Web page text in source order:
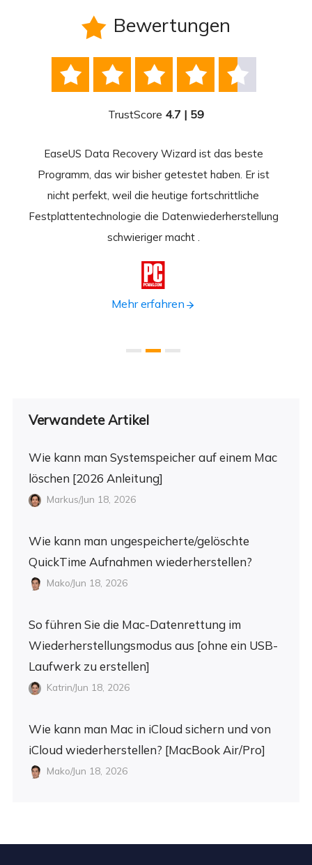
 Bewertungen
    
TrustScore 4.7 | 59
EaseUS Data Recovery Wizard ist das beste
Programm, das wir bisher getestet haben. Er ist
nicht perfekt, weil die heutige fortschrittliche
Festplattentechnologie die Datenwiederherstellung
schwieriger macht .

Mehr erfahren
Verwandete Artikel
Wie kann man Systemspeicher auf einem Mac
löschen [2026 Anleitung]
Markus/Jun 18, 2026
Wie kann man ungespeicherte/gelöschte
QuickTime Aufnahmen wiederherstellen?
Mako/Jun 18, 2026
So führen Sie die Mac-Datenrettung im
Wiederherstellungsmodus aus [ohne ein USB-
Laufwerk zu erstellen]
Katrin/Jun 18, 2026
Wie kann man Mac in iCloud sichern und von
iCloud wiederherstellen? [MacBook Air/Pro]
Mako/Jun 18, 2026